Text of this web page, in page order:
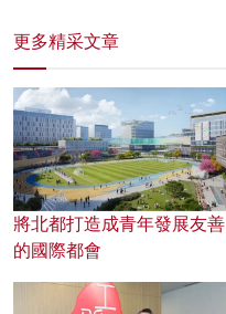
更多精采文章
將北都打造成青年發展友善
的國際都會